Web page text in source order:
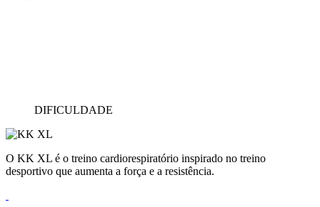
DIFICULDADE
O KK XL é o treino cardiorespiratório inspirado no treino
desportivo que aumenta a força e a resistência.